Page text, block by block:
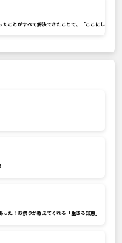
ことがすべて解決できたことで、「ここにし
た！お祭りが教えてくれる「生きる知恵」